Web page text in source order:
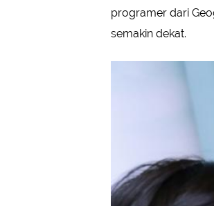
programer dari
semakin dekat.